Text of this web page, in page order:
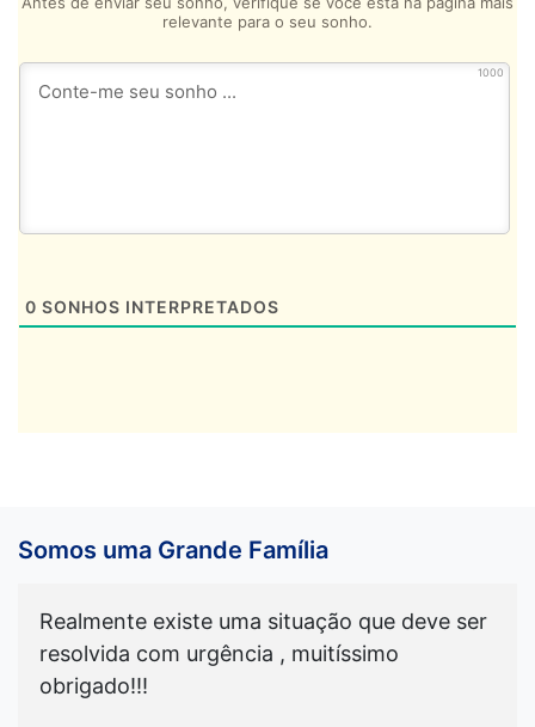
relevante para o seu sonho.
1000
0 SONHOS INTERPRETADOS
Somos uma Grande Família
Realmente existe uma situação que deve ser
resolvida com urgência , muitíssimo
obrigado!!!